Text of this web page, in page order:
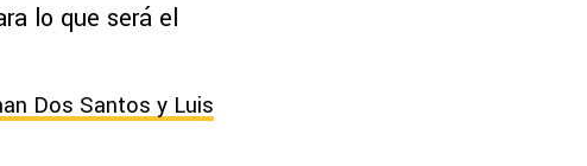
lo que será el
Dos Santos y Luis